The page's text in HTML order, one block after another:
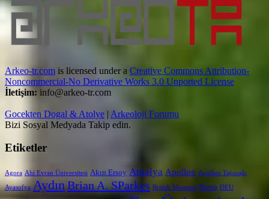
Arkeo-tr.com is licensed under a Creative Commons Attribution-
Noncommercial-No Derivative Works 3.0 Unported License
İletişim: info@arkeo-tr.com
Gocekten Dogal & Atolye | Arkeoloji Forumu
Bizi Sosyal Medyada Takip edin.
Etiketler
Agora Ahi Evran Üniversitesi Akın Ersoy Antalya Apollon Apollon Tapınağı
Ayasofya AydınBrian A. SParkes British Museum Bursa DEU